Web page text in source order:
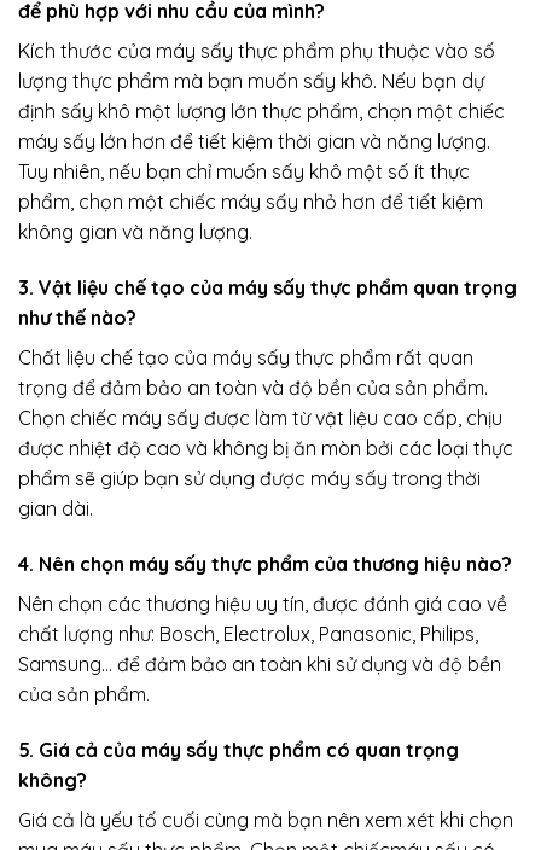
để phù hợp với nhu cầu của mình?
Kích thước của máy sấy thực phẩm phụ thuộc vào số
lượng thực phẩm mà bạn muốn sấy khô. Nếu bạn dự
định sấy khô một lượng lớn thực phẩm, chọn một chiếc
máy sấy lớn hơn để tiết kiệm thời gian và năng lượng.
Tuy nhiên, nếu bạn chỉ muốn sấy khô một số ít thực
phẩm, chọn một chiếc máy sấy nhỏ hơn để tiết kiệm
không gian và năng lượng.
3. Vật liệu chế tạo của máy sấy thực phẩm quan trọng
như thế nào?
Chất liệu chế tạo của máy sấy thực phẩm rất quan
trọng để đảm bảo an toàn và độ bền của sản phẩm.
Chọn chiếc máy sấy được làm từ vật liệu cao cấp, chịu
được nhiệt độ cao và không bị ăn mòn bởi các loại thực
phẩm sẽ giúp bạn sử dụng được máy sấy trong thời
gian dài.
4. Nên chọn máy sấy thực phẩm của thương hiệu nào?
Nên chọn các thương hiệu uy tín, được đánh giá cao về
chất lượng như: Bosch, Electrolux, Panasonic, Philips,
Samsung… để đảm bảo an toàn khi sử dụng và độ bền
của sản phẩm.
5. Giá cả của máy sấy thực phẩm có quan trọng
không?
Giá cả là yếu tố cuối cùng mà bạn nên xem xét khi chọn